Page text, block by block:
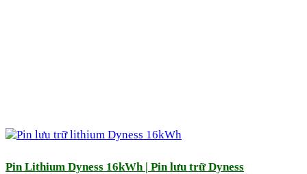
Pin Lithium Dyness 16kWh | Pin lưu trữ Dyness